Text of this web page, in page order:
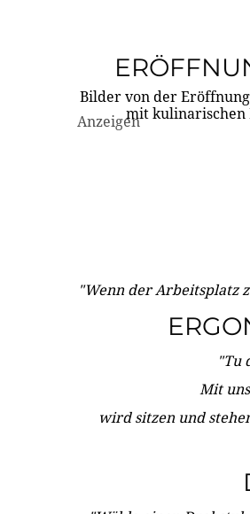
Bilder von der
mit kulinarischen
Anzeigen
"Wenn der Arbeitsplatz
"Tu
Mit
wird sitzen und